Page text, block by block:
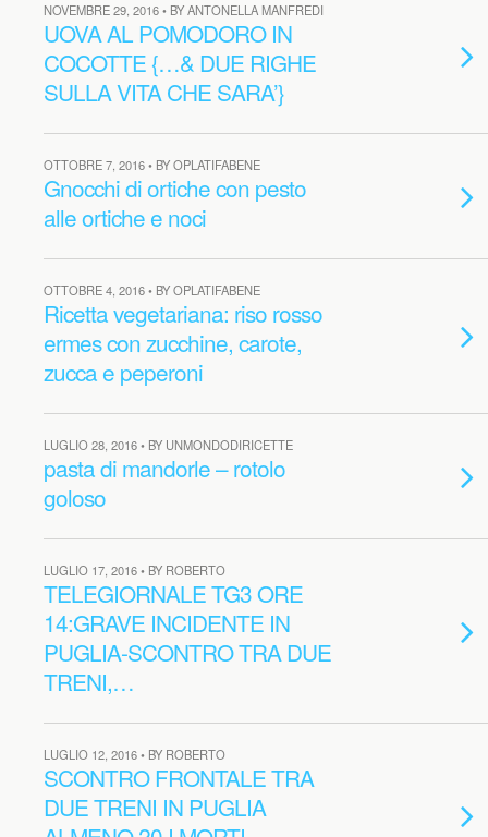
NOVEMBRE 29, 2016 • BY ANTONELLA MANFREDI
UOVA AL POMODORO IN
COCOTTE {…& DUE RIGHE
SULLA VITA CHE SARA’}
OTTOBRE 7, 2016 • BY OPLATIFABENE
Gnocchi di ortiche con pesto
alle ortiche e noci
OTTOBRE 4, 2016 • BY OPLATIFABENE
Ricetta vegetariana: riso rosso
ermes con zucchine, carote,
zucca e peperoni
LUGLIO 28, 2016 • BY UNMONDODIRICETTE
pasta di mandorle – rotolo
goloso
LUGLIO 17, 2016 • BY ROBERTO
TELEGIORNALE TG3 ORE
14:GRAVE INCIDENTE IN
PUGLIA-SCONTRO TRA DUE
TRENI,…
LUGLIO 12, 2016 • BY ROBERTO
SCONTRO FRONTALE TRA
DUE TRENI IN PUGLIA